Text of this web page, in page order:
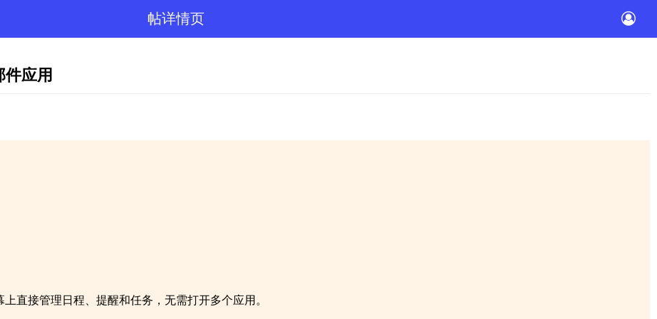
帖详情页
应用
直接管理日程、提醒和任务，无需打开多个应用。